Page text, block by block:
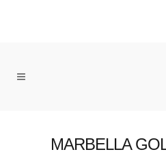
MARBELLA